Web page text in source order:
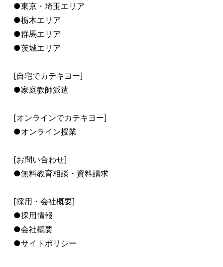
●東京・埼玉エリア
●栃木エリア
●群馬エリア
●茨城エリア
[自宅でカテキヨー]
●家庭教師派遣
[オンラインでカテキヨー]
●オンライン授業
[お問い合わせ]
●無料教育相談・資料請求
[採用・会社概要]
●採用情報
●会社概要
●サイトポリシー